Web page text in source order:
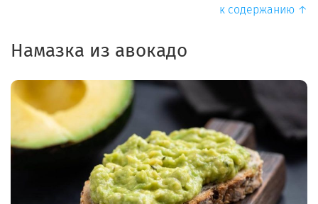
к содержанию ↑
Намазка из авокадо